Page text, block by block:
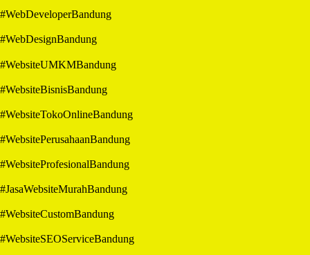
#WebDeveloperBandung
#WebDesignBandung
#WebsiteUMKMBandung
#WebsiteBisnisBandung
#WebsiteTokoOnlineBandung
#WebsitePerusahaanBandung
#WebsiteProfesionalBandung
#JasaWebsiteMurahBandung
#WebsiteCustomBandung
#WebsiteSEOServiceBandung